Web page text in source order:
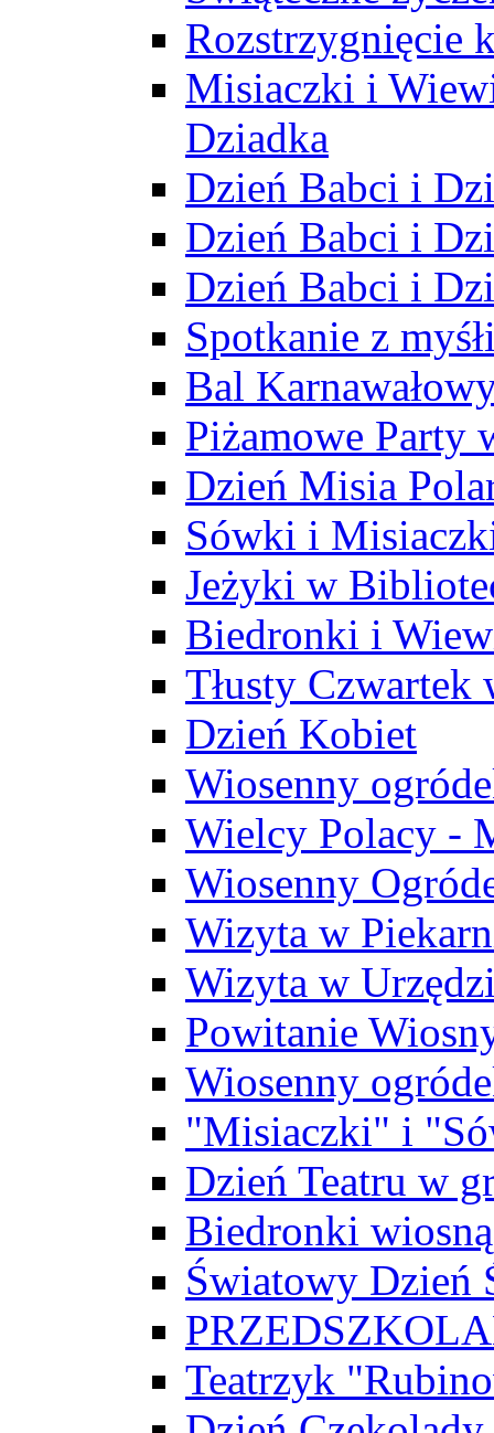
Rozstrzygnięcie
Misiaczki i
Dziadka
Dzień Babci i
Dzień Babci i
Dzień Babci i
Spotkanie z
Bal
Piżamowe Party
Dzień Misia
Sówki i
Jeżyki w
Biedronki i
Tłusty Czwartek
Dzień Kobiet
Wiosenny
Wielcy Polacy -
Wiosenny
Wizyta w
Wizyta w
Powitanie
Wiosenny
"Misiaczki" i
Dzień Teatru w
Biedronki wiosną
Światowy Dzień
Teatrzyk